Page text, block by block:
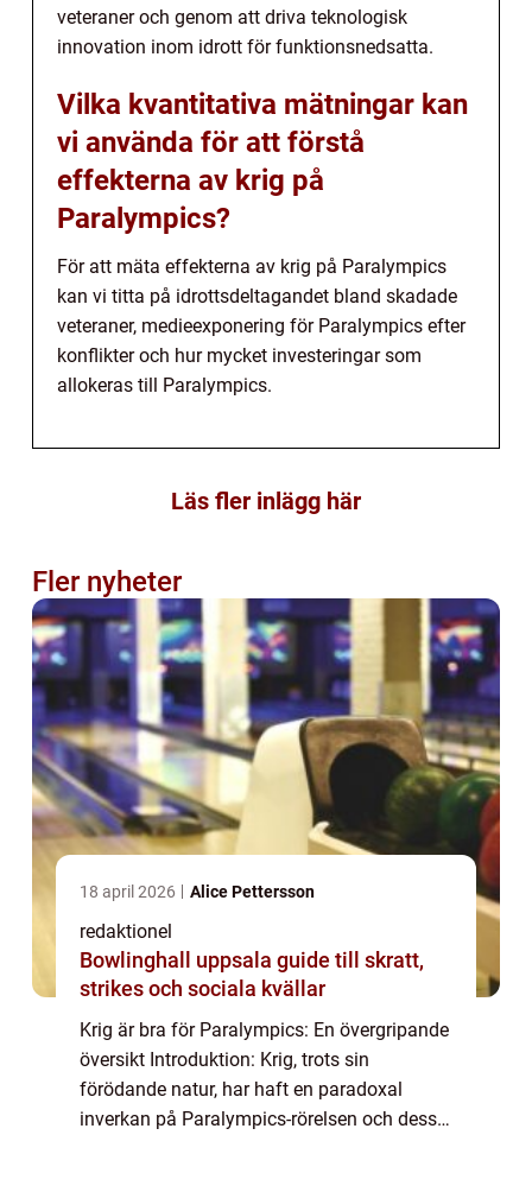
veteraner och genom att driva teknologisk
innovation inom idrott för funktionsnedsatta.
Vilka kvantitativa mätningar kan
vi använda för att förstå
effekterna av krig på
Paralympics?
För att mäta effekterna av krig på Paralympics
kan vi titta på idrottsdeltagandet bland skadade
veteraner, medieexponering för Paralympics efter
konflikter och hur mycket investeringar som
allokeras till Paralympics.
Läs fler inlägg här
Fler nyheter
18 april 2026 Alice Pettersson
redaktionel
Bowlinghall uppsala guide till skratt,
strikes och sociala kvällar
Krig är bra för Paralympics: En övergripande
översikt Introduktion: Krig, trots sin
förödande natur, har haft en paradoxal
inverkan på Paralympics-rörelsen och dess